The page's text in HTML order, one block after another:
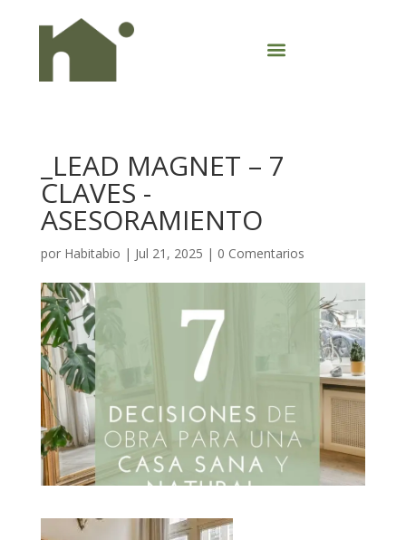
_LEAD MAGNET – 7
CLAVES -
ASESORAMIENTO
por Habitabio | Jul 21, 2025 | 0 Comentarios